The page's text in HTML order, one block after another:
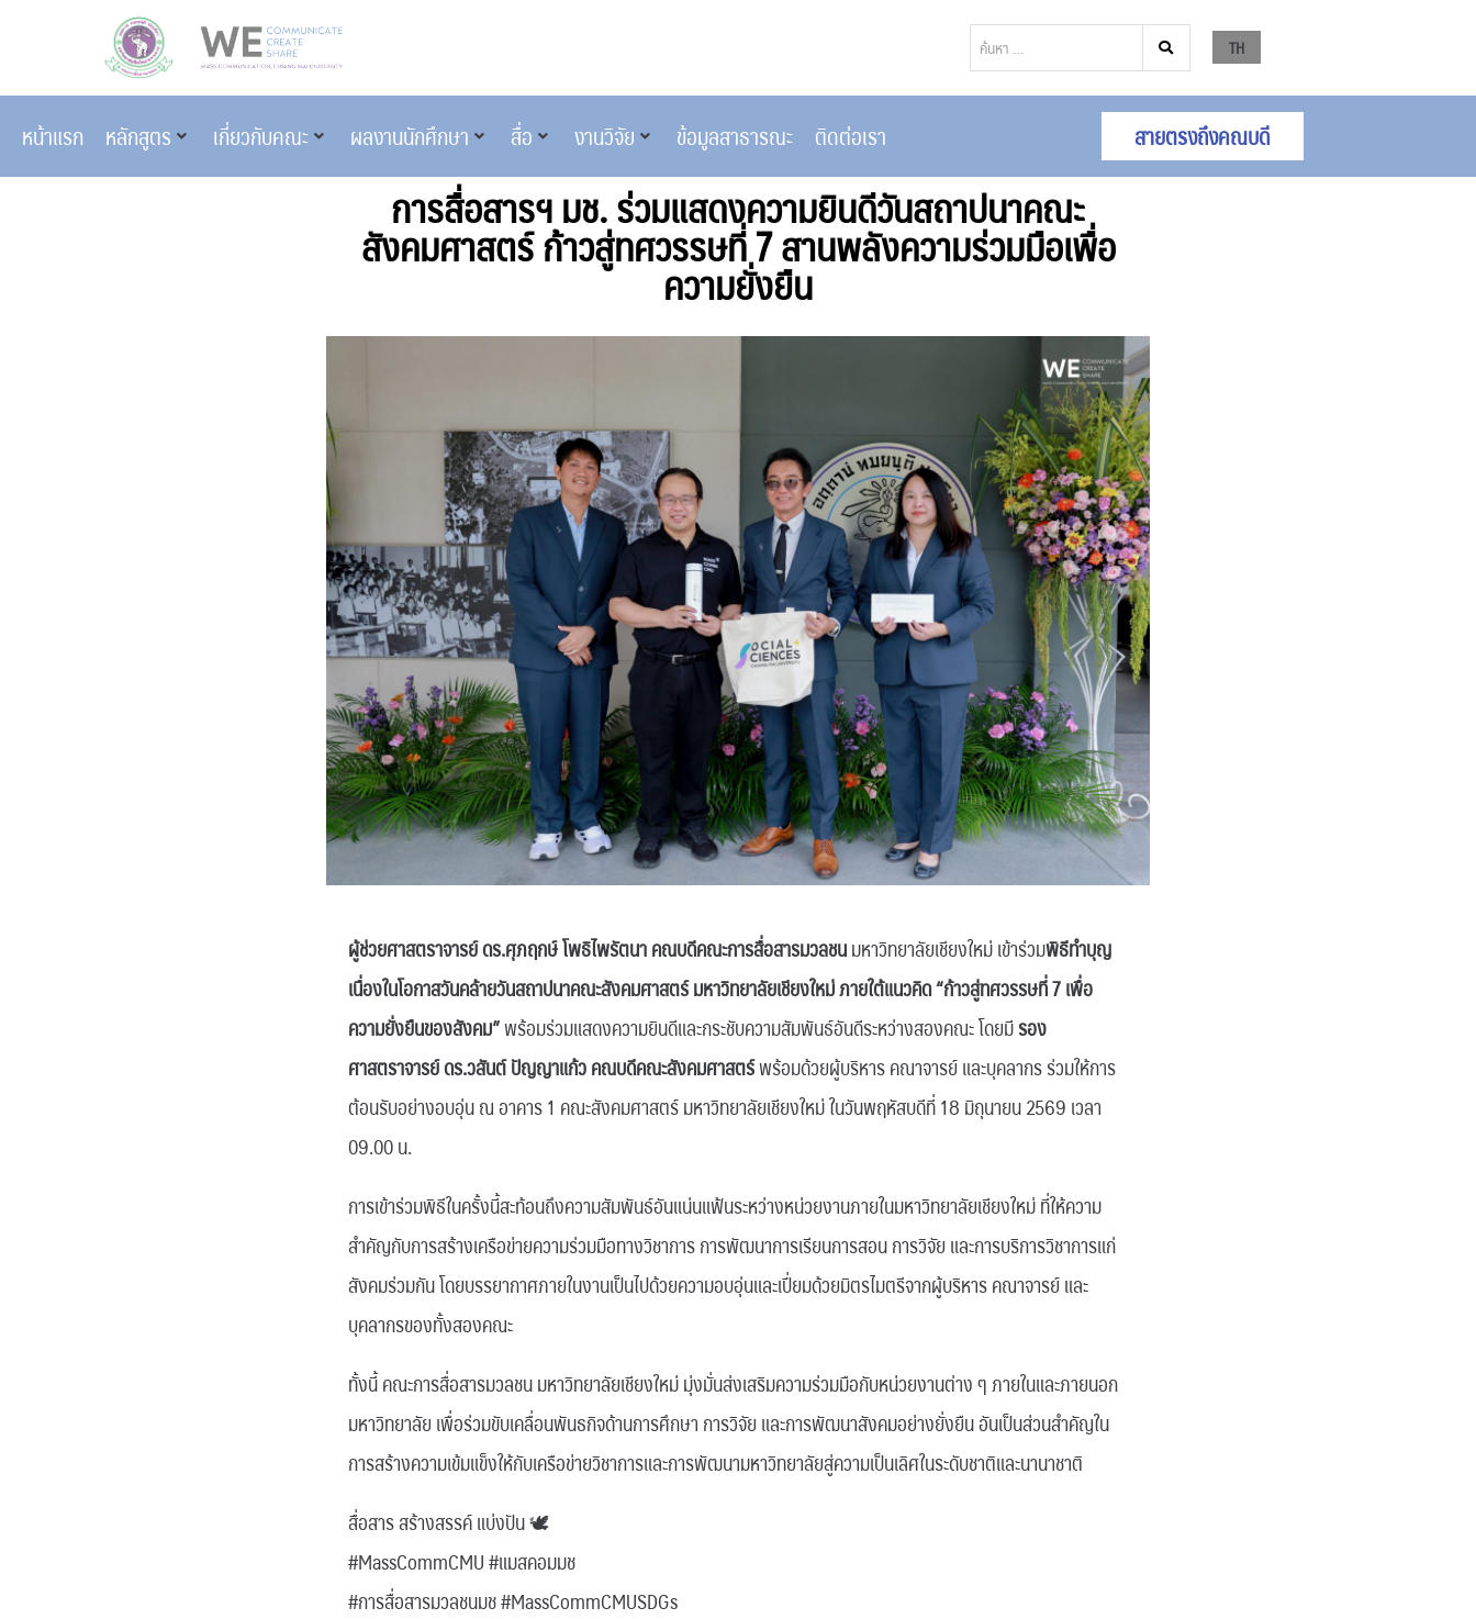
TH
หน้าแรก หลักสูตร เกี่ยวกับคณะ ผลงานนักศึกษา สื่อ งานวิจัย ข้อมูลสาธารณะ ติดต่อเรา สายตรงถึงคณบดี
การสื่อสารฯ มช. ร่วมแสดงความยินดีวันสถาปนาคณะ
สังคมศาสตร์ ก้าวสู่ทศวรรษที่ 7 สานพลังความร่วมมือเพื่อ
ความยั่งยืน
ผู้ช่วยศาสตราจารย์ ดร.ศุภฤกษ์ โพธิไพรัตนา คณบดีคณะการสื่อสารมวลชนมหาวิทยาลัยเชียงใหม่ เข้าร่วมพิธีทำบุญ
เนื่องในโอกาสวันคล้ายวันสถาปนาคณะสังคมศาสตร์ มหาวิทยาลัยเชียงใหม่ ภายใต้แนวคิด “ก้าวสู่ทศวรรษที่ 7 เพื่อ
ความยั่งยืนของสังคม”พร้อมร่วมแสดงความยินดีและกระชับความสัมพันธ์อันดีระหว่างสองคณะ โดยมีรอง
ศาสตราจารย์ ดร.วสันต์ ปัญญาแก้ว คณบดีคณะสังคมศาสตร์พร้อมด้วยผู้บริหาร คณาจารย์ และบุคลากร ร่วมให้การ
ต้อนรับอย่างอบอุ่น ณ อาคาร 1 คณะสังคมศาสตร์ มหาวิทยาลัยเชียงใหม่ ในวันพฤหัสบดีที่ 18 มิถุนายน 2569 เวลา
09.00 น.
การเข้าร่วมพิธีในครั้งนี้สะท้อนถึงความสัมพันธ์อันแน่นแฟ้นระหว่างหน่วยงานภายในมหาวิทยาลัยเชียงใหม่ ที่ให้ความ
สำคัญกับการสร้างเครือข่ายความร่วมมือทางวิชาการ การพัฒนาการเรียนการสอน การวิจัย และการบริการวิชาการแก่
สังคมร่วมกัน โดยบรรยากาศภายในงานเป็นไปด้วยความอบอุ่นและเปี่ยมด้วยมิตรไมตรีจากผู้บริหาร คณาจารย์ และ
บุคลากรของทั้งสองคณะ
ทั้งนี้ คณะการสื่อสารมวลชน มหาวิทยาลัยเชียงใหม่ มุ่งมั่นส่งเสริมความร่วมมือกับหน่วยงานต่าง ๆ ภายในและภายนอก
มหาวิทยาลัย เพื่อร่วมขับเคลื่อนพันธกิจด้านการศึกษา การวิจัย และการพัฒนาสังคมอย่างยั่งยืน อันเป็นส่วนสำคัญใน
การสร้างความเข้มแข็งให้กับเครือข่ายวิชาการและการพัฒนามหาวิทยาลัยสู่ความเป็นเลิศในระดับชาติและนานาชาติ
สื่อสาร สร้างสรรค์ แบ่งปัน 🕊
#MassCommCMU #แมสคอมมช
#การสื่อสารมวลชนมช #MassCommCMUSDGs